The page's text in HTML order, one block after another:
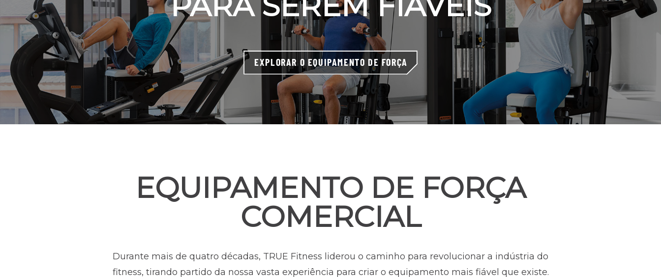
EXPLORAR O EQUIPAMENTO DE FORÇA
EQUIPAMENTO DE FORÇA
COMERCIAL
Durante mais de quatro décadas, TRUE Fitness liderou o caminho para revolucionar a indústria do
fitness, tirando partido da nossa vasta experiência para criar o equipamento mais fiável que existe.